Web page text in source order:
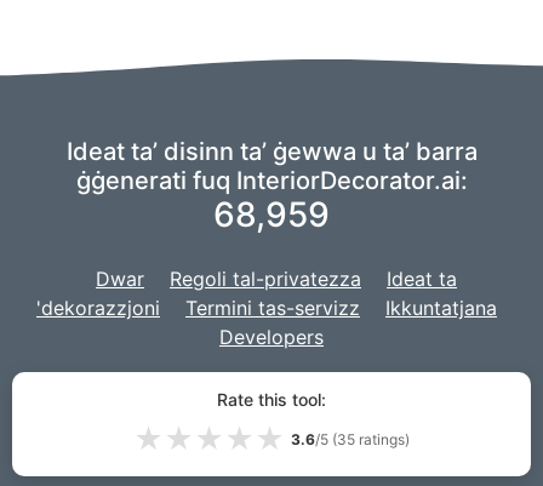
Ideat ta’ disinn ta’ ġewwa u ta’ barra
ġġenerati fuq InteriorDecorator.ai:
68,959
Dwar Regoli tal-privatezza
Ideat ta
'dekorazzjoni
Termini tas-servizz
Ikkuntatjana
Developers
Aħna qed nużaw furketta ta 'immaġinarja biex
Rate this tool:
★ ★ ★ ★ ★ 3.6/5 (35 ratings)